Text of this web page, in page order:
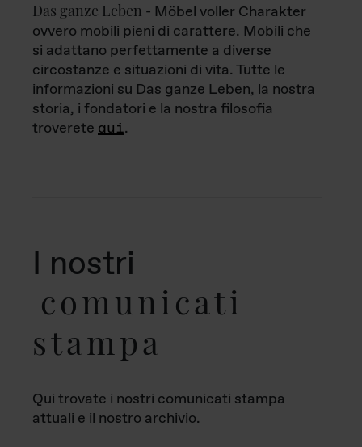
Das ganze Leben - Möbel voller Charakter
ovvero mobili pieni di carattere. Mobili che
si adattano perfettamente a diverse
circostanze e situazioni di vita. Tutte le
informazioni su Das ganze Leben, la nostra
storia, i fondatori e la nostra filosofia
troverete qui.
I nostri
comunicati
stampa
Qui trovate i nostri comunicati stampa
attuali e il nostro archivio.